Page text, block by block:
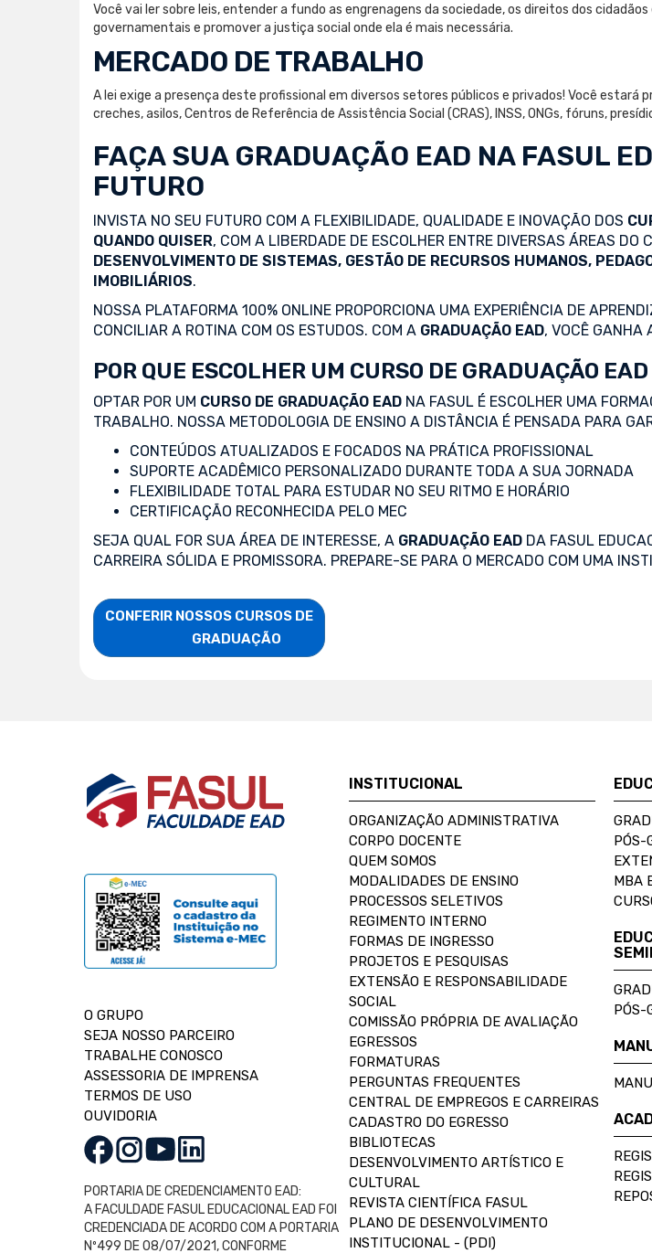
Você vai ler sobre leis, entender a fundo as engrenagens da sociedade, os direitos dos
governamentais e promover a justiça social onde ela é mais necessária.
MERCADO DE TRABALHO
A lei exige a presença deste profissional em diversos setores públicos e privados! Você estará
creches, asilos, Centros de Referência de Assistência Social (CRAS), INSS, ONGs, fóruns,
FAÇA SUA GRADUAÇÃO EAD NA FASUL
FUTURO
INVISTA NO SEU FUTURO COM A FLEXIBILIDADE, QUALIDADE E INOVAÇÃO DOS
QUANDO QUISER, COM A LIBERDADE DE ESCOLHER ENTRE DIVERSAS ÁREAS DO
DESENVOLVIMENTO DE SISTEMAS, GESTÃO DE RECURSOS HUMANOS,
IMOBILIÁRIOS.
NOSSA PLATAFORMA 100% ONLINE PROPORCIONA UMA EXPERIÊNCIA DE
CONCILIAR A ROTINA COM OS ESTUDOS. COM A GRADUAÇÃO EAD, VOCÊ GANHA
POR QUE ESCOLHER UM CURSO DE GRADUAÇÃO
OPTAR POR UM CURSO DE GRADUAÇÃO EAD NA FASUL É ESCOLHER UMA
TRABALHO. NOSSA METODOLOGIA DE ENSINO A DISTÂNCIA É PENSADA PARA
CONTEÚDOS ATUALIZADOS E FOCADOS NA PRÁTICA PROFISSIONAL
SUPORTE ACADÊMICO PERSONALIZADO DURANTE TODA A SUA JORNADA
FLEXIBILIDADE TOTAL PARA ESTUDAR NO SEU RITMO E HORÁRIO
CERTIFICAÇÃO RECONHECIDA PELO MEC
SEJA QUAL FOR SUA ÁREA DE INTERESSE, A GRADUAÇÃO EAD DA FASUL
CARREIRA SÓLIDA E PROMISSORA. PREPARE-SE PARA O MERCADO COM UMA
CONFERIR NOSSOS CURSOS DE
                    GRADUAÇÃO
O GRUPO
SEJA NOSSO PARCEIRO
TRABALHE CONOSCO
ASSESSORIA DE IMPRENSA
TERMOS DE USO
OUVIDORIA
PORTARIA DE CREDENCIAMENTO EAD:
A FACULDADE FASUL EDUCACIONAL EAD FOI
CREDENCIADA DE ACORDO COM A PORTARIA
Nº499 DE 08/07/2021, CONFORME
INSTITUCIONAL
ORGANIZAÇÃO ADMINISTRATIVA
CORPO DOCENTE
QUEM SOMOS
MODALIDADES DE ENSINO
PROCESSOS SELETIVOS
REGIMENTO INTERNO
FORMAS DE INGRESSO
PROJETOS E PESQUISAS
EXTENSÃO E RESPONSABILIDADE
SOCIAL
COMISSÃO PRÓPRIA DE AVALIAÇÃO
EGRESSOS
FORMATURAS
PERGUNTAS FREQUENTES
CENTRAL DE EMPREGOS E CARREIRAS
CADASTRO DO EGRESSO
BIBLIOTECAS
DESENVOLVIMENTO ARTÍSTICO E
CULTURAL
REVISTA CIENTÍFICA FASUL
PLANO DE DESENVOLVIMENTO
INSTITUCIONAL - (PDI)
PÓS-
MBA
PÓS-